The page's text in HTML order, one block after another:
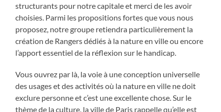
structurants pour notre capitale et merci de les avoir
choisies. Parmi les propositions fortes que vous nous
proposez, notre groupe retiendra particulièrement la
création de Rangers dédiés à la nature en ville ou encore
l’apport essentiel de la réflexion sur le handicap.
Vous ouvrez par là, la voie à une conception universelle
des usages et des activités où la nature en ville ne doit
exclure personne et c’est une excellente chose. Sur le
thème de la culture, la ville de Paris rappelle qu’elle est